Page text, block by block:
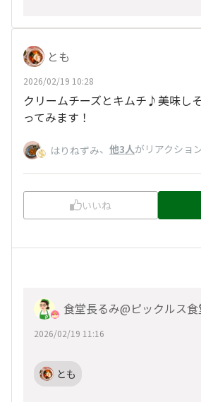
とも
2026/02/19 10:28
クリームチーズとキムチ♪美味し
ってみます！
はりねずみ、 他3人がリアクショ
いいね
食堂長るみ@ピックルス
2026/02/19 11:16
とも